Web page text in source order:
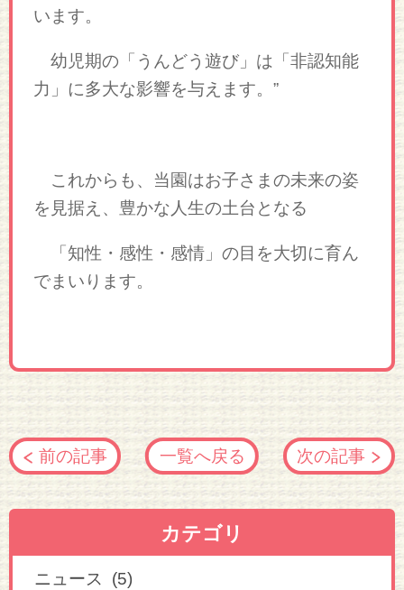
います。
幼児期の「うんどう遊び」は「非認知能
力」に多大な影響を与えます。”
これからも、当園はお子さまの未来の姿
を見据え、豊かな人生の土台となる
「知性・感性・感情」の目を大切に育ん
でまいります。
前の記事 一覧へ戻る 次の記事
カテゴリ
ニュース (5)